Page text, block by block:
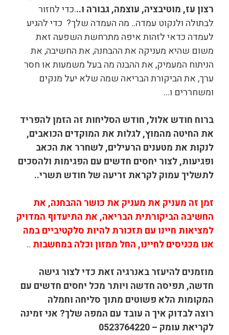
רצון עז, מוטיבציה, עוצמה, גבורה ו...כדי לחזור
לבתולה ולנקוט עמדה.. מה העמדה שלך? כדי להגיע
לעמדה כדאי לזהות איפה מתרחשת השפעה זאת
משום שהיא מעניקה את ההבחנה, את החשיבה, את
הניתוח המעמיק, את ההבנה מה בעל משמעות או חסר
ערך, את הביקורת הבריאה שמה שלא יעל מנקים
ומשחררים ו…
ברוח חודש אלול, חודש הסליחות זה הזמן להפריד
את החיטה מהמוץ, לגלות את המוקדים הכואבים,
לנקות את מטענים הרעילים, לשחרר את הכאב
ופגיעות, לצור יחסים חדשים עם הפגימות ולהסכים
לתשליך עמוק לקראת זריעה של חודש תשרי..
זמן זה מעניק את מעניק את כושר ההבחנה, את
החשיבה הביקורתית הבריאה, את התיעדוף המדויק
למציאות חיינו עם תזכורת להיות סלקטיביים במה
אנו מכניסים לחיינו, החל ממזון וכלה במחשבות ..
מוזמנים להיעזר באנרגיה זאת כדי לצור גישה
חדשה, תפיסה חדשה ויותר מכל יחסים חדשים עם
המקומות הלא פשוטים מתוך סליחה וחמלה
רוצה לבדוק איך ה עובד עם המפה שלך? אני זמינה
לקריאת עומק – 0523764220